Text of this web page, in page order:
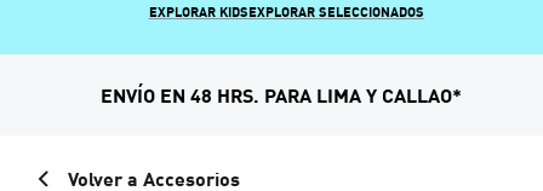
EXPLORAR KIDSEXPLORAR SELECCIONADOS
ENVÍO EN 48 HRS. PARA LIMA Y CALLAO*
Volver a Accesorios